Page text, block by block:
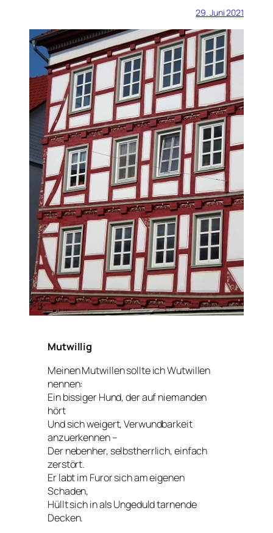
29. Juni 2021
Mutwillig
Meinen Mutwillen sollte ich Wutwillen
nennen:
Ein bissiger Hund, der auf niemanden
hört
Und sich weigert, Verwundbarkeit
anzuerkennen –
Der nebenher, selbstherrlich, einfach
zerstört.
Er labt im Furor sich am eigenen
Schaden,
Hüllt sich in als Ungeduld tarnende
Decken.